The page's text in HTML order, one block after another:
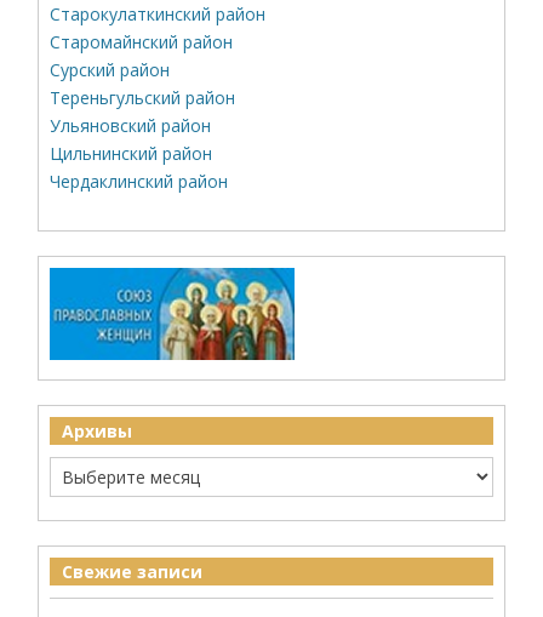
Старокулаткинский район
Старомайнский район
Сурский район
Тереньгульский район
Ульяновский район
Цильнинский район
Чердаклинский район
Архивы
Свежие записи